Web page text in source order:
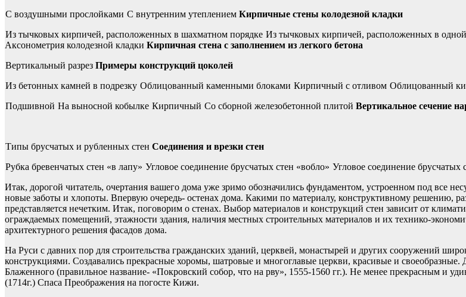
С воздушными прослойками С внутренним утеплением Кирпичные стены колодезной кладки
Из тычковых кирпичей, расположенных в шахматном порядке Из тычковых кирпичей, расположенных в одной
Аксонометрия колодезной кладки Кирпичная стена с заполнением из легкого бетона
Вертикальный разрез Примеры конструкций цоколей
Из бетонных камней в подрезку Облицованный каменными блоками Кирпичный с отливом Облицованный
Подшивной На выносной кобылке Кирпичный Со сборной железобетонной плитой Вертикальное сечение
Типы брусчатых и рубленных стен Соединения и врезки стен
Рубка бревенчатых стен «в лапу» Угловое соединение брусчатых стен «вобло» Угловое соединение брусчатых
Итак, дорогой читатель, очертания вашего дома уже зримо обозначились фундаментом, устроенном под все
новые заботы и хлопоты. Впервую очередь- остенах дома. Какими по материалу, конструктивному решению,
представляется нечетким. Итак, поговорим о стенах. Выбор материалов и конструкций стен зависит от
ограждаемых помещений, этажности здания, наличия местных строительных материалов и их технико-
архитектурного решения фасадов дома.
На Руси с давних пор для строительства гражданских зданий, церквей, монастырей и других сооружений
конструкциями. Создавались прекрасные хоромы, шатровые и многоглавые церкви, красивые и
Блаженного (правильное название- «Покровский собор, что на рву», 1555-1560 гг.). Не менее прекрасным и
(1714г.) Спаса Преображения на погосте Кижи.